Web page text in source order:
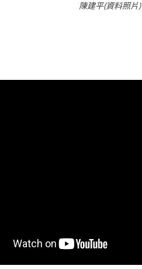
陳建平(資料照片)